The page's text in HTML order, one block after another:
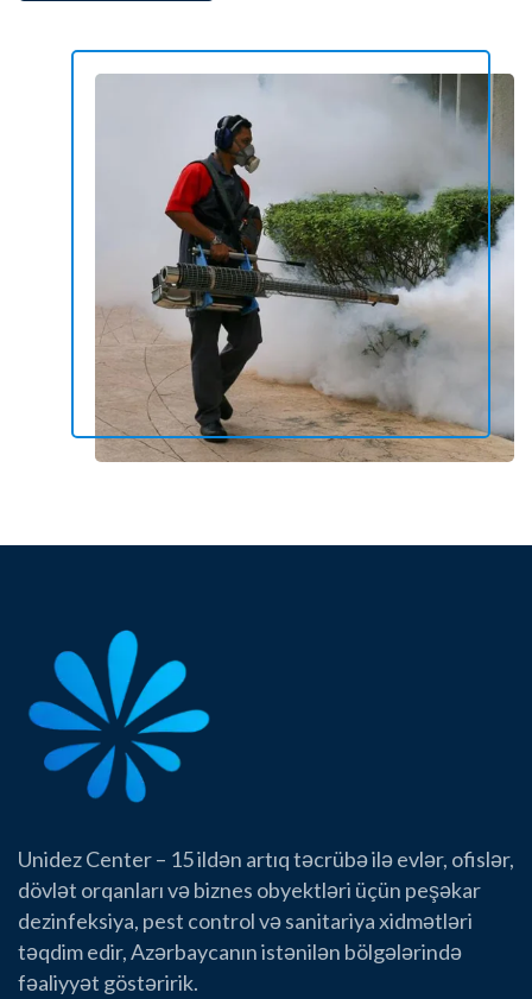
Unidez Center – 15 ildən artıq təcrübə ilə evlər, ofislər,
dövlət orqanları və biznes obyektləri üçün peşəkar
dezinfeksiya, pest control və sanitariya xidmətləri
təqdim edir, Azərbaycanın istənilən bölgələrində
fəaliyyət göstəririk.